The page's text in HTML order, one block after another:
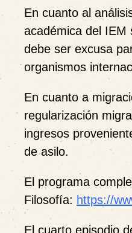
En cuanto al
académica del IEM
debe ser excusa
organismos
En cuanto a
regularización
ingresos
de asilo.
El programa
Filosofía: https://
El cuarto episodio